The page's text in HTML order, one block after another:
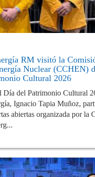
RM visitó la
Nuclear (CCHEN)
Cultural 2026
Día del Patrimonio Cultural
Ignacio Tapia Muñoz,
abiertas organizada por la